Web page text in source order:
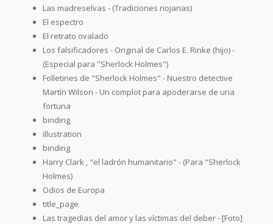
Las madreselvas - (Tradiciones riojanas)
El espectro
El retrato ovalado
Los falsificadores - Original de Carlos E. Rinke (hijo) -
(Especial para "Sherlock Holmes")
Folletines de "Sherlock Holmes" - Nuestro detective
Martín Wilson - Un complot para apoderarse de una
fortuna
binding
illustration
binding
Harry Clark , "el ladrón humanitario" - (Para "Sherlock
Holmes)
Odios de Europa
title_page
Las tragedias del amor y las víctimas del deber - [Foto]